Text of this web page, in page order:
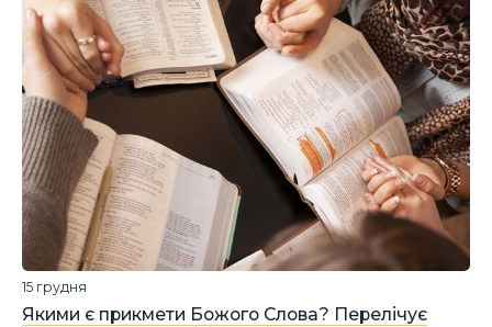
Якими є прикмети Божого Слова? Перелічує
15 грудня